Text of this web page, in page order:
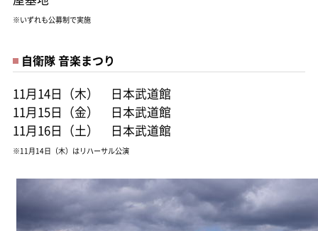
※いずれも公募制で実施
自衛隊 音楽まつり
11月14日（木） 日本武道館
11月15日（金） 日本武道館
11月16日（土） 日本武道館
※11月14日（木）はリハーサル公演